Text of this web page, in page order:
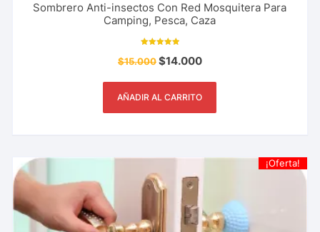
Sombrero Anti-insectos Con Red Mosquitera Para
Camping, Pesca, Caza
5.00
de 5
$15.000$14.000
AÑADIR AL CARRITO
¡Oferta!